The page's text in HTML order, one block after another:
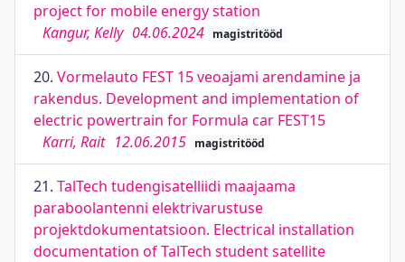
project for mobile energy station
Kangur, Kelly 04.06.2024 magistritööd
20. Vormelauto FEST 15 veoajami arendamine ja
rakendus. Development and implementation of
electric powertrain for Formula car FEST15
Karri, Rait 12.06.2015 magistritööd
21. TalTech tudengisatelliidi maajaama
paraboolantenni elektrivarustuse
projektdokumentatsioon. Electrical installation
documentation of TalTech student satellite